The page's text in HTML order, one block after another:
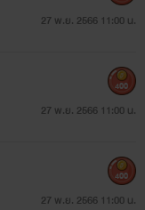
27 พ.ย. 2566 11:00 น.
27 พ.ย. 2566 11:00 น.
400
27 พ.ย. 2566 11:00 น.
400